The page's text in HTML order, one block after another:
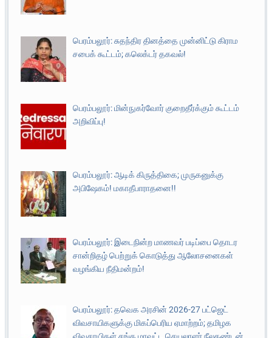
பெரம்பலூர்: சுதந்திர தினத்தை முன்னிட்டு கிராம
சபைக் கூட்டம்; கலெக்டர் தகவல்!
பெரம்பலூர்: மின்நுகர்வோர் குறைதீர்க்கும் கூட்டம்
அறிவிப்பு!
பெரம்பலூர்: ஆடிக் கிருத்திகை; முருகனுக்கு
அபிஷேகம்! மகாதீபாராதனை!!
பெரம்பலூர்: இடைநின்ற மாணவர் படிப்பை தொடர
சான்றிதழ் பெற்றுக் கொடுத்து ஆலோசனைகள்
வழங்கிய நீதிமன்றம்!
பெரம்பலூர்: தவெக அரசின் 2026-27 பட்ஜெட்
விவசாயிகளுக்கு மிகப்பெரிய ஏமாற்றம்; தமிழக
விவசாயிகள் சங்க மாவட்ட செயலாளர் நீலகண்டன்